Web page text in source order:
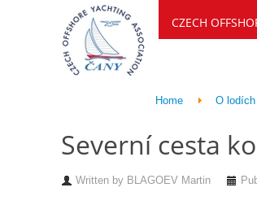
CZECH
Home O
Severní cesta
Written by BLAGOEV Martin